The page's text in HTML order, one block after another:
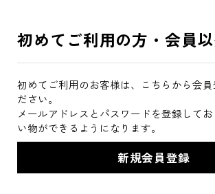
初めてご利用の方・会員
初めてご利用のお客様は、こちらから会員
ださい。
メールアドレスとパスワードを登録して
い物ができるようになります。